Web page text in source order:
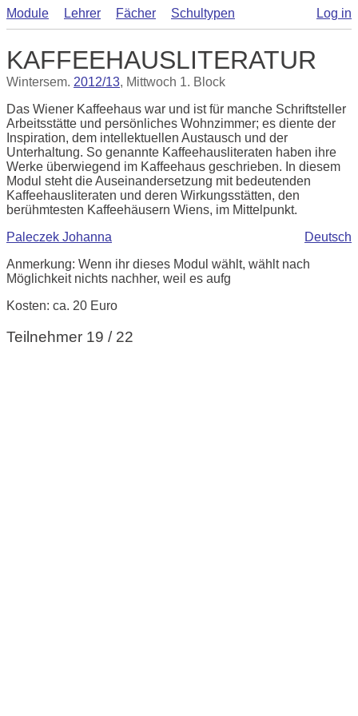
Module Lehrer Fächer Schultypen Log in
KAFFEEHAUSLITERATUR
Wintersem. 2012/13, Mittwoch 1. Block
Das Wiener Kaffeehaus war und ist für manche Schriftsteller
Arbeitsstätte und persönliches Wohnzimmer; es diente der
Inspiration, dem intellektuellen Austausch und der
Unterhaltung. So genannte Kaffeehausliteraten haben ihre
Werke überwiegend im Kaffeehaus geschrieben. In diesem
Modul steht die Auseinandersetzung mit bedeutenden
Kaffeehausliteraten und deren Wirkungsstätten, den
berühmtesten Kaffeehäusern Wiens, im Mittelpunkt.
Deutsch
Paleczek Johanna
Anmerkung: Wenn ihr dieses Modul wählt, wählt nach
Möglichkeit nichts nachher, weil es aufg
Kosten: ca. 20 Euro
Teilnehmer 19 / 22